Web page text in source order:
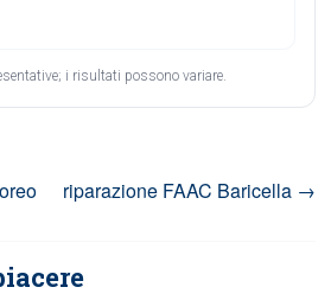
i risultati possono variare.
riparazione FAAC Baricella →